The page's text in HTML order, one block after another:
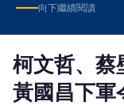
向下繼續閱讀
柯文哲、
黃國昌下